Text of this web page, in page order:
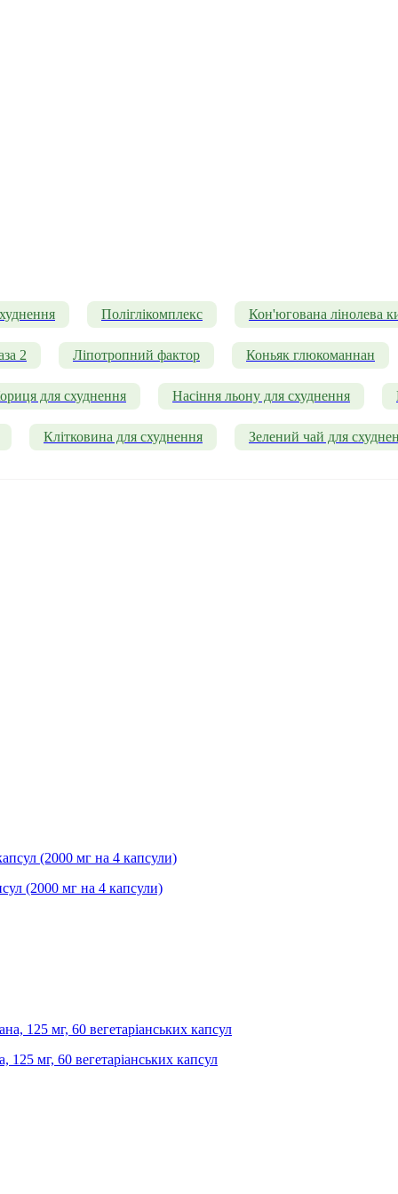
Поліглікомплекс Кон'югована лінолева
2 Ліпотропний фактор Коньяк глюкоманнан
для схуднення Насіння льону для схуднення
Клітковина для схуднення Зелений чай для
(2000 мг на 4 капсули)
мг, 60 вегетаріанських капсул